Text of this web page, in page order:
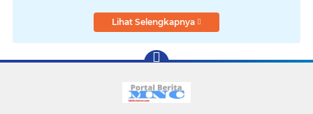
Lihat Selengkapnya